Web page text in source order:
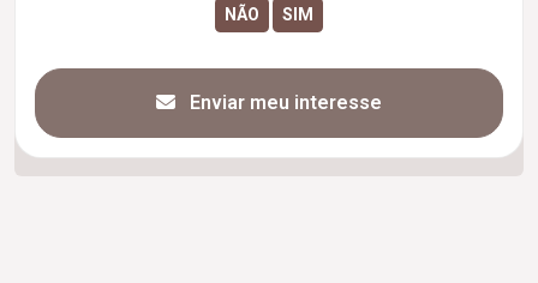
Enviar meu interesse